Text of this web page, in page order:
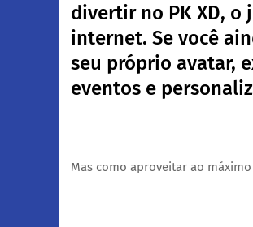
divertir no PK XD, o
internet. Se você
seu próprio avatar,
eventos e
Mas como aproveitar ao